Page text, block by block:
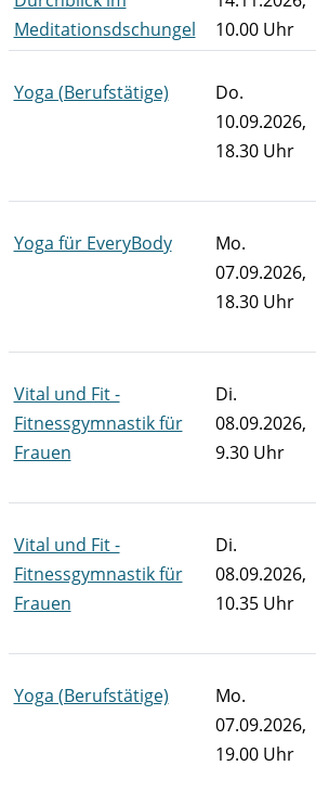
Meditationsdschungel
10.00 Uhr
Yoga (Berufstätige)
Do.
10.09.2026,
18.30 Uhr
Yoga für EveryBody
Mo.
07.09.2026,
18.30 Uhr
Vital und Fit -
Fitnessgymnastik für
Frauen
Di.
08.09.2026,
9.30 Uhr
Vital und Fit -
Fitnessgymnastik für
Frauen
Di.
08.09.2026,
10.35 Uhr
Yoga (Berufstätige)
Mo.
07.09.2026,
19.00 Uhr